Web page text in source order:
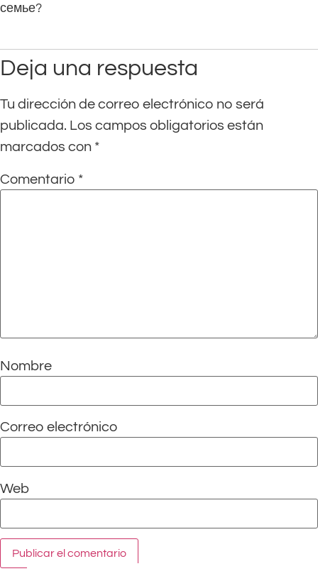
семье?
Deja una respuesta
Tu dirección de correo electrónico no será
publicada. Los campos obligatorios están
marcados con *
Comentario *
Nombre
Correo electrónico
Web